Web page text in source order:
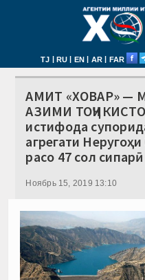
TJ | RU | EN | AR | FAR
АМИТ «ХОВАР» —
АЗИМИ
истифода
агрегати
расо 47 сол
Ноябрь 15, 2019 13:10